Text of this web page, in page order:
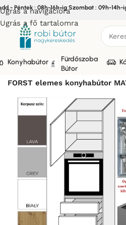
Ugrás a navigációra
Ugrás a fő tartalomra
- Péntek : 08h-16h-ig Szombat : 09h-14h-
Konyhabútor
Fürdőszoba
Bútor
Bútor/Konyhabútor
FORST elemes konyhabútor